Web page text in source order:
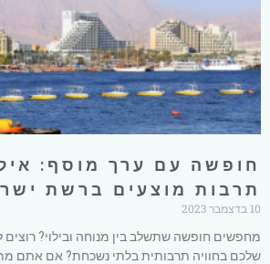
חופשה עם ערך מוסף:
תרבות מוצעים ברשת
10 בדצמבר 2023
מחפשים חופשה שתשלב בין מנוחה ובילוי?
שלכם בחוויה תרבותית בלתי נשכחת? אם אתם